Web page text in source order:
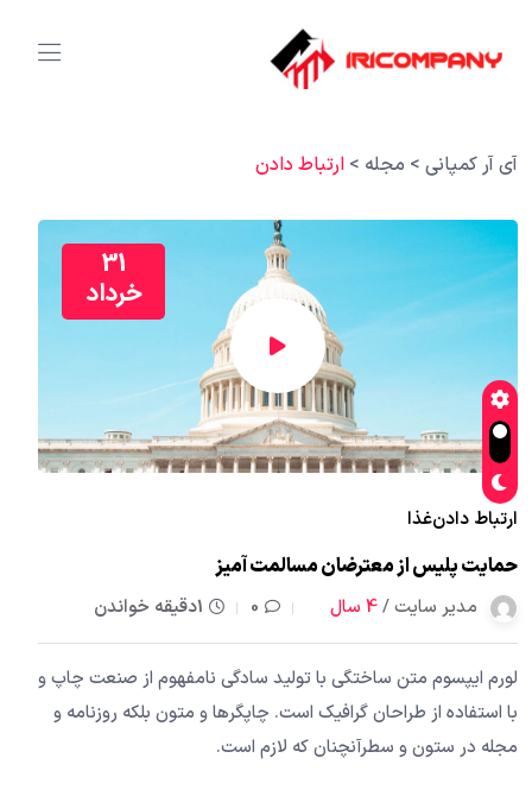
آی آر کمپانی > مجله > ارتباط دادن
31
خرداد
ارتباط دادنغذا
حمایت پلیس از معترضان مسالمت آمیز
مدیر سایت /4 سال 0 1دقیقه خواندن
لورم ایپسوم متن ساختگی با تولید سادگی نامفهوم از صنعت چاپ و
با استفاده از طراحان گرافیک است. چاپگرها و متون بلکه روزنامه و
مجله در ستون و سطرآنچنان که لازم است.